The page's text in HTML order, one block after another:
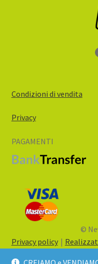
Condizioni di vendita
Privacy
PAGAMENTI
©
Privacy policy